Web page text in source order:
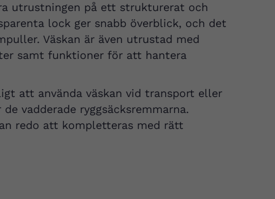
utrustningen på ett strukturerat och
lock ger snabb överblick, och det
Väskan är även utrustad med
samt funktioner för att hantera
att använda väskan vid transport eller
vadderade ryggsäcksremmarna.
redo att kompletteras med rätt